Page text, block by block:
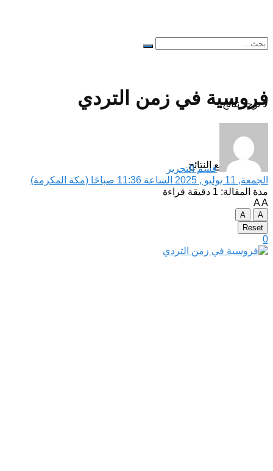
لا توجد نتائج
مشاهدة جميع النتائح
فروسية في زمن التردي
قسم التحرير
الجمعة, 11 يوليو , 2025 الساعة 11:36 صباحًا (مكة المكرمة)
مدة المقالة: 1 دقيقة قراءة
AA
A
A
Reset
0